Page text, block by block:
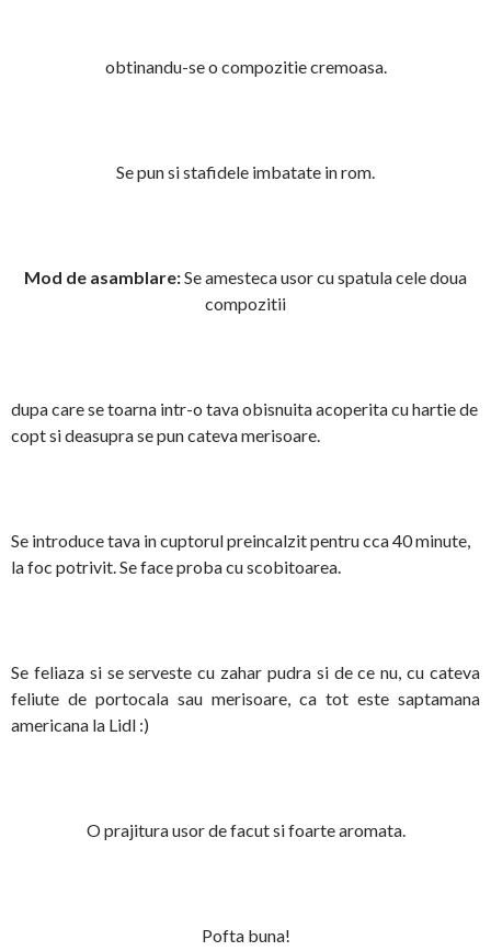
obtinandu-se o compozitie cremoasa.
Se pun si stafidele imbatate in rom.
Mod de asamblare:Se amesteca usor cu spatula cele doua
compozitii
dupa care se toarna intr-o tava obisnuita acoperita cu hartie de
copt si deasupra se pun cateva merisoare.
Se introduce tava in cuptorul preincalzit pentru cca 40 minute,
la foc potrivit. Se face proba cu scobitoarea.
Se feliaza si se serveste cu zahar pudra si de ce nu, cu cateva
feliute de portocala sau merisoare, ca tot este saptamana
americana la Lidl :)
O prajitura usor de facut si foarte aromata.
Pofta buna!